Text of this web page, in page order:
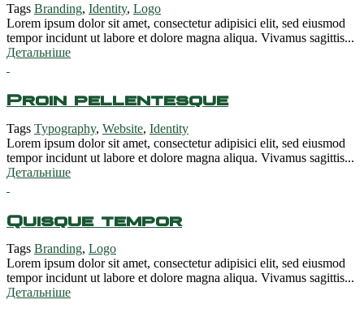
Tags Branding, Identity, Logo
Lorem ipsum dolor sit amet, consectetur adipisici elit, sed eiusmod
tempor incidunt ut labore et dolore magna aliqua. Vivamus sagittis...
Детальніше
Proin pellentesque
Tags Typography, Website, Identity
Lorem ipsum dolor sit amet, consectetur adipisici elit, sed eiusmod
tempor incidunt ut labore et dolore magna aliqua. Vivamus sagittis...
Детальніше
Quisque tempor
Tags Branding, Logo
Lorem ipsum dolor sit amet, consectetur adipisici elit, sed eiusmod
tempor incidunt ut labore et dolore magna aliqua. Vivamus sagittis...
Детальніше